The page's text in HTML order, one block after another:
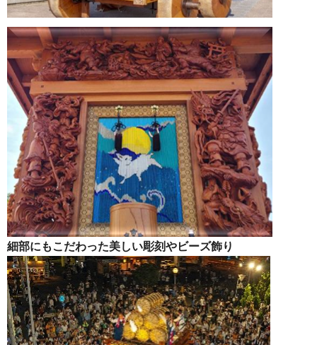
細部にもこだわった美しい彫刻やビーズ飾り